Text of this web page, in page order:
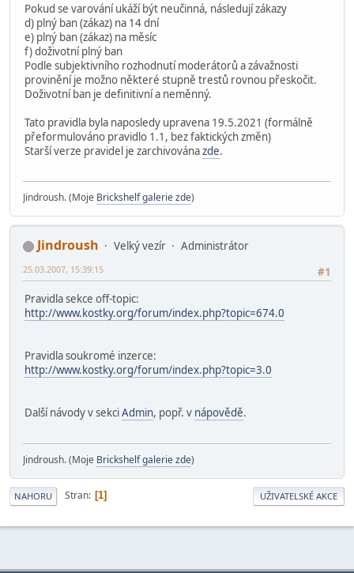
Pokud se varování ukáží být neučinná, následují zákazy
d) plný ban (zákaz) na 14 dní
e) plný ban (zákaz) na měsíc
f) doživotní plný ban
Podle subjektivního rozhodnutí moderátorů a závažnosti
provinění je možno některé stupně trestů rovnou přeskočit.
Doživotní ban je definitivní a neměnný.
Tato pravidla byla naposledy upravena 19.5.2021 (formálně
přeformulováno pravidlo 1.1, bez faktických změn)
Starší verze pravidel je zarchivovánazde.
Jindroush. (Moje Brickshelf galerie zde)
Jindroush Velký vezír
Administrátor
#1
25.03.2007, 15:39:15
Pravidla sekce off-topic:
http://www.kostky.org/forum/index.php?topic=674.0
Pravidla soukromé inzerce:
http://www.kostky.org/forum/index.php?topic=3.0
Další návody v sekciAdmin, popř. v nápovědě.
Jindroush. (Moje Brickshelf galerie zde)
NAHORU Stran 1 UŽIVATELSKÉ AKCE